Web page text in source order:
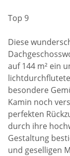
Top 9
Diese
auf 144 m² ein
besondere
Kamin noch
perfekten
durch ihre
Gestaltung
und geselligen